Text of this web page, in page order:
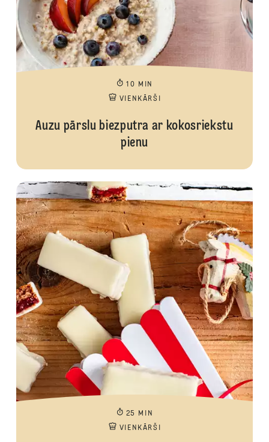
10 MIN
VIENKĀRŠI
Auzu pārslu biezputra ar kokosriekstu
pienu
25 MIN
VIENKĀRŠI